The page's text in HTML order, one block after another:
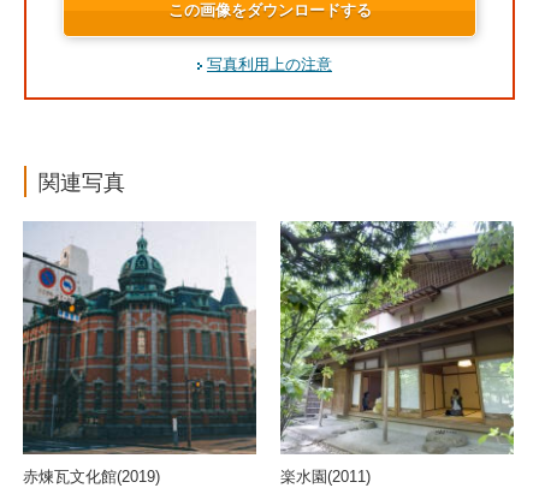
この画像をダウンロードする
写真利用上の注意
関連写真
赤煉瓦文化館(2019)
楽水園(2011)